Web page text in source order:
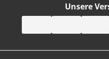
Unsere